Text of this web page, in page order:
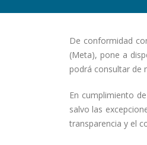
De conformidad
(Meta), pone a
podrá consultar de
En cumplimiento
salvo las
transparencia y el